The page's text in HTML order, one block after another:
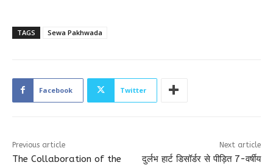
TAGS Sewa Pakhwada
Facebook Twitter
Previous article
The Collaboration of the
Next article
दुर्लभ हार्ट डिसॉर्डर से पीड़ित 7-वर्षीय